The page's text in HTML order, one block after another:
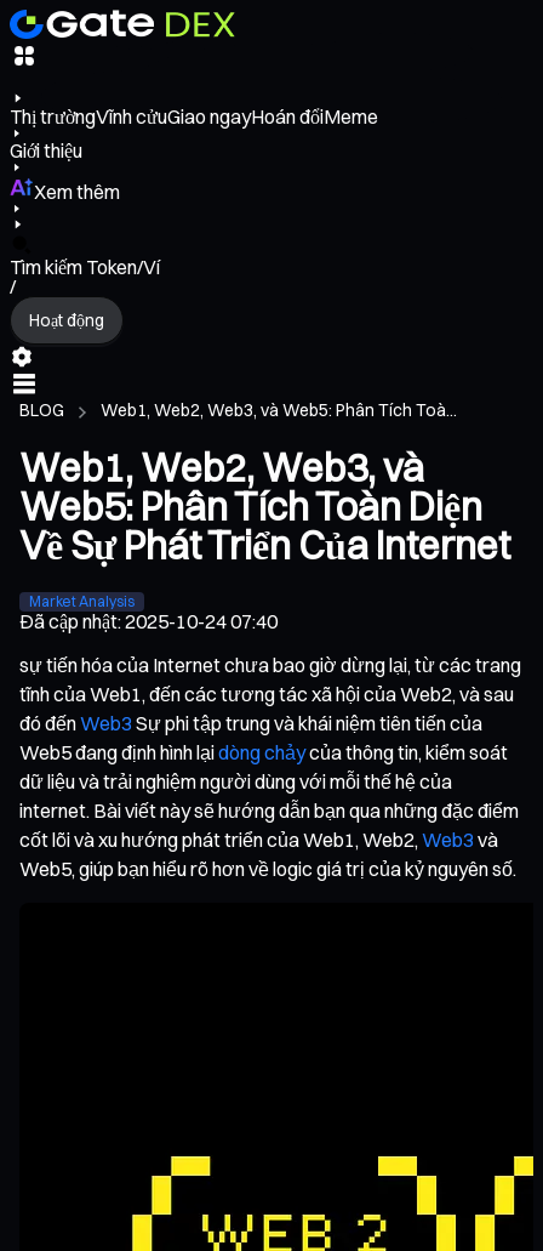
Thị trườngVĩnh cửuGiao ngayHoán đổiMeme
Giới thiệu
Xem thêm
Tìm kiếm Token/Ví
/
Hoạt động
BLOG Web1, Web2, Web3, và Web5: Phân Tích Toà...
Web1, Web2, Web3, và
Web5: Phân Tích Toàn Diện
Về Sự Phát Triển Của Internet
Market Analysis
Đã cập nhật:2025-10-24 07:40
sự tiến hóa của Internet chưa bao giờ dừng lại, từ các trang
tĩnh của Web1, đến các tương tác xã hội của Web2, và sau
đó đếnWeb3 Sự phi tập trung và khái niệm tiên tiến của
Web5 đang định hình lạidòng chảycủa thông tin, kiểm soát
dữ liệu và trải nghiệm người dùng với mỗi thế hệ của
internet. Bài viết này sẽ hướng dẫn bạn qua những đặc điểm
cốt lõi và xu hướng phát triển của Web1, Web2, Web3 và
Web5, giúp bạn hiểu rõ hơn về logic giá trị của kỷ nguyên số.